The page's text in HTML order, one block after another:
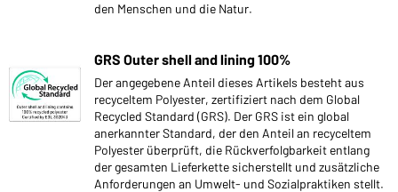
den Menschen und die Natur.
GRS Outer shell and lining 100%
Der angegebene Anteil dieses Artikels besteht aus
recyceltem Polyester, zertifiziert nach dem Global
Recycled Standard (GRS). Der GRS ist ein global
anerkannter Standard, der den Anteil an recyceltem
Polyester überprüft, die Rückverfolgbarkeit entlang
der gesamten Lieferkette sicherstellt und zusätzliche
Anforderungen an Umwelt- und Sozialpraktiken stellt.